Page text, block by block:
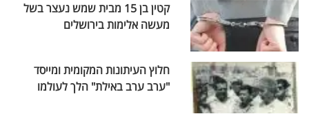
קטין בן 15 מבית שמש נעצר בשל
מעשה אלימות בירושלים
חלוץ העיתונות המקומית ומייסד
"ערב ערב באילת" הלך לעולמו